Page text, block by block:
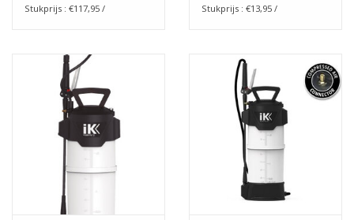
Stukprijs : €117,95 / Stukprijs : €13,95 /